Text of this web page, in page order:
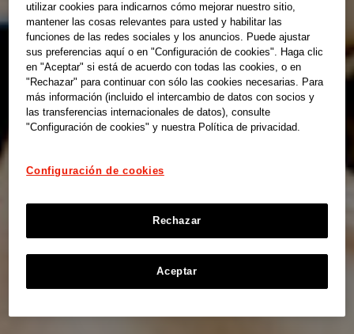
utilizar cookies para indicarnos cómo mejorar nuestro sitio,
mantener las cosas relevantes para usted y habilitar las
funciones de las redes sociales y los anuncios. Puede ajustar
sus preferencias aquí o en "Configuración de cookies". Haga clic
en "Aceptar" si está de acuerdo con todas las cookies, o en
"Rechazar" para continuar con sólo las cookies necesarias. Para
más información (incluido el intercambio de datos con socios y
las transferencias internacionales de datos), consulte
"Configuración de cookies" y nuestra Política de privacidad.
Configuración de cookies
Rechazar
Aceptar